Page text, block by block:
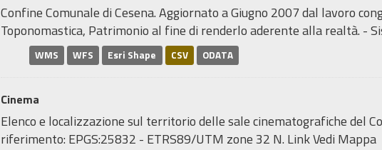
Confine Comunale di Cesena. Aggiornato a Giugno 2007 dal lavoro
Toponomastica, Patrimonio al fine di renderlo aderente alla realtà. -
WMS WFS Esri Shape CSV ODATA
Cinema
Elenco e localizzazione sul territorio delle sale cinematografiche del
riferimento: EPGS:25832 - ETRS89/UTM zone 32 N. Link Vedi Mappa